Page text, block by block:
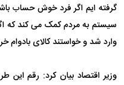
گرفته ایم اگر فرد خوش حساب
سیستم به مردم کمک می کند که
وارد شد و خواستند کالای بادوام